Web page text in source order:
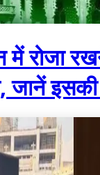
में रोजा
जानें